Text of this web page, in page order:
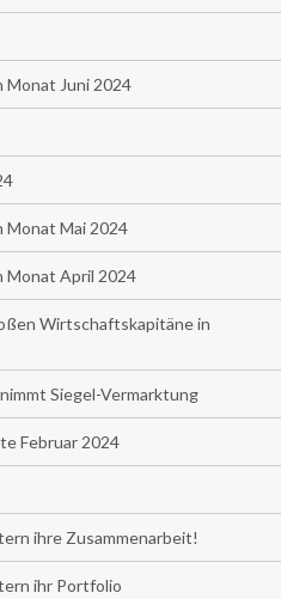
Juni 2024
Monat Mai 2024
Monat April 2024
Wirtschaftskapitäne in
Siegel-Vermarktung
Februar 2024
ihre Zusammenarbeit!
ihr Portfolio